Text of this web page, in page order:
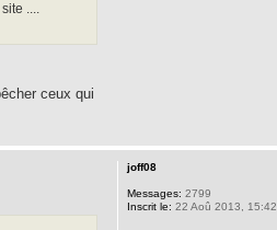
....
ceux qui
joff08
Messages: 2799
Inscrit le: 22 Aoû 2013, 15:42